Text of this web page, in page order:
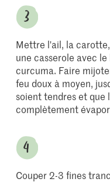
Mettre l'ail, la
une casserole avec
curcuma. Faire
feu doux à moyen,
soient tendres et que
complètement
Couper 2-3 fines